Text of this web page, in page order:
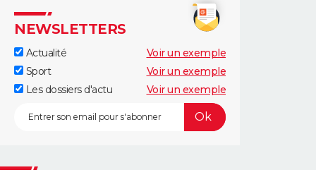
NEWSLETTERS
Actualité
Voir un exemple
Sport
Voir un exemple
Les dossiers d'actu
Voir un exemple